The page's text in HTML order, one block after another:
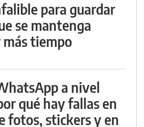
para guardar
se mantenga
tiempo
a nivel
qué hay fallas en
fotos, stickers y en